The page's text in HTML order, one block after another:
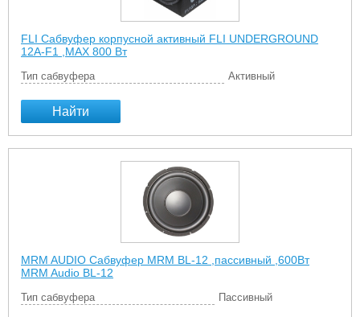
FLI Сабвуфер корпусной активный FLI UNDERGROUND
12A-F1 ,MAX 800 Вт
Тип сабвуфера Активный
Найти
MRM AUDIO Сабвуфер MRM BL-12 ,пассивный ,600Вт
MRM Audio BL-12
Тип сабвуфера Пассивный